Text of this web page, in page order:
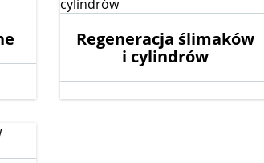
Regeneracja ślimaków
i cylindrów